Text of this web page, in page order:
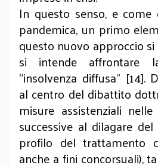
In questo senso, e
pandemica, un primo
questo nuovo approccio
si intende affrontare
“insolvenza diffusa” [14].
al centro del dibattito
misure assistenziali
successive al dilagare
profilo del trattamento
anche a fini concorsuali),